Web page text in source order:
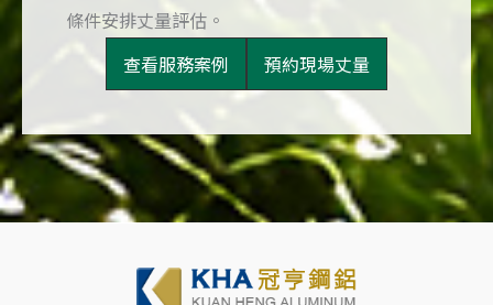
條件安排丈量評估。
查看服務案例
預約現場丈量